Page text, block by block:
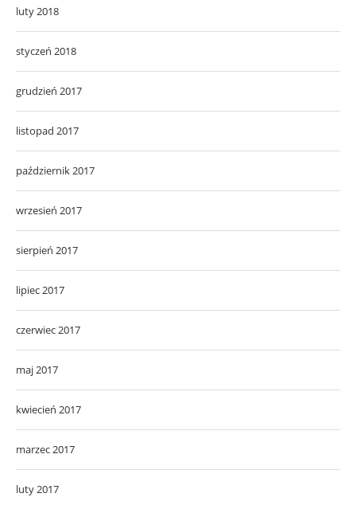
luty 2018
styczeń 2018
grudzień 2017
listopad 2017
październik 2017
wrzesień 2017
sierpień 2017
lipiec 2017
czerwiec 2017
maj 2017
kwiecień 2017
marzec 2017
luty 2017